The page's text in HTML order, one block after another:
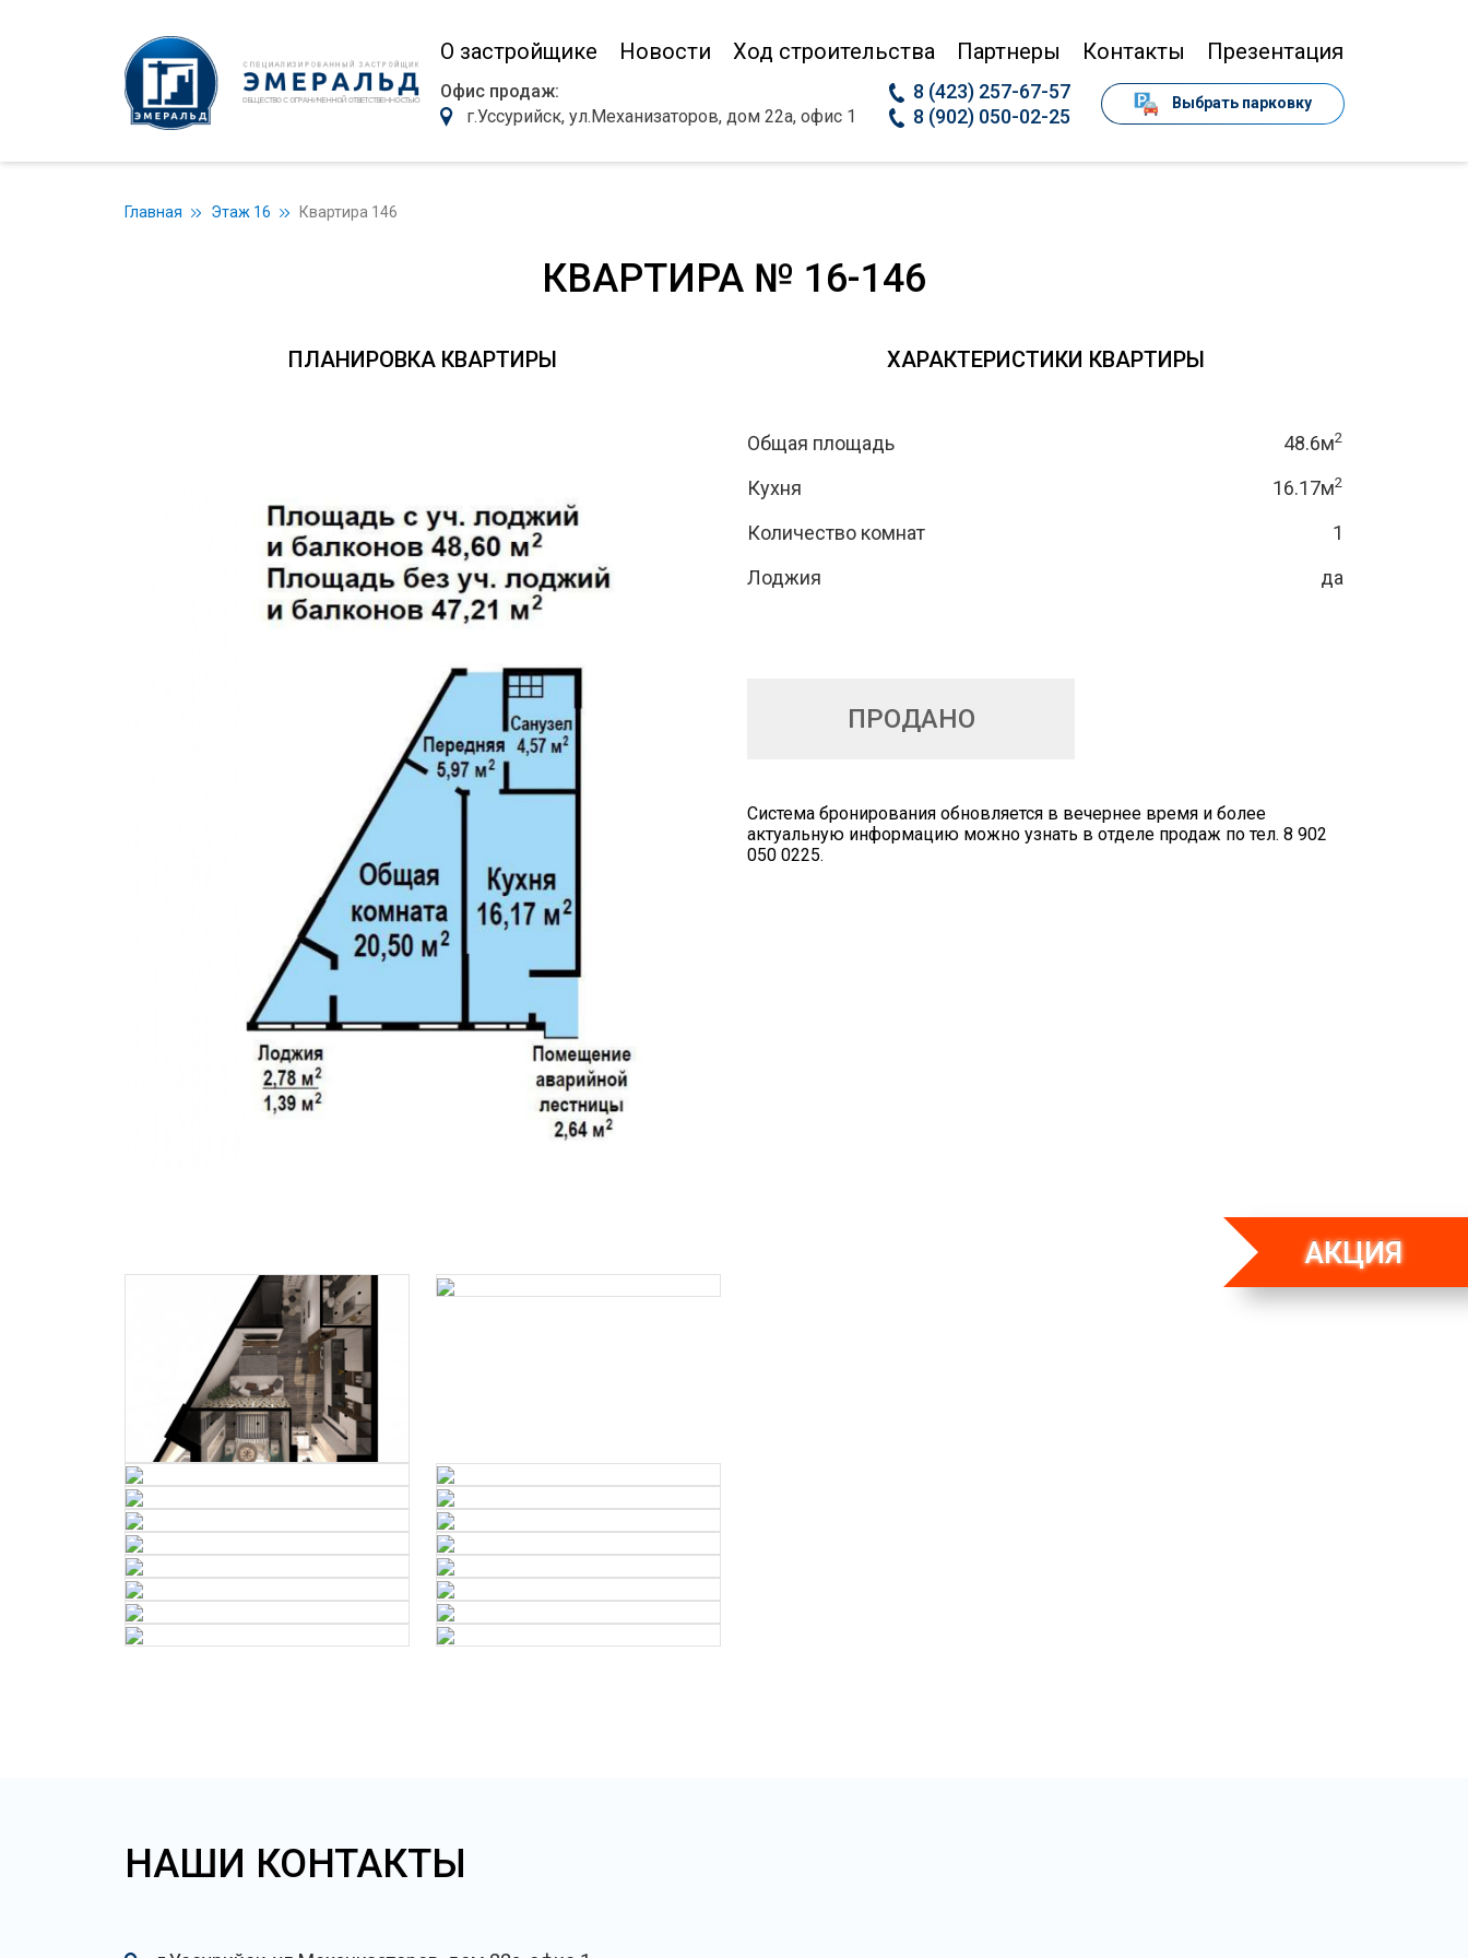
АКЦИЯ
О застройщике Новости Ход строительства Партнеры Контакты Презентация
Офис продаж:
г.Уссурийск, ул.Механизаторов, дом 22а, офис 1
8 (423) 257-67-57
8 (902) 050-02-25
Выбрать парковку
Главная Этаж 16 Квартира 146
КВАРТИРА № 16-146
ПЛАНИРОВКА КВАРТИРЫ ХАРАКТЕРИСТИКИ КВАРТИРЫ
Общая площадь 48.6м2
Кухня 16.17м2
Количество комнат
1
Лоджия
да
ПРОДАНО
Cистема бронирования обновляется в вечернее время и более
актуальную информацию можно узнать в отделе продаж по тел. 8 902
050 0225.
НАШИ КОНТАКТЫ